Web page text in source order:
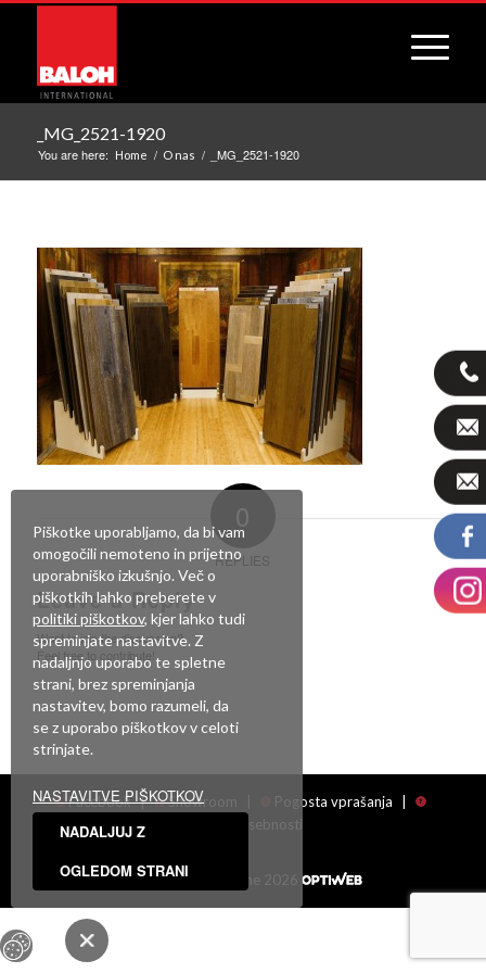
_MG_2521-1920
You are here: Home / O nas / _MG_2521-1920
0
REPLIES
Leave a Reply
Want to join the discussion?
Feel free to contribute!
Za objavo komentarja se morate
Facebook | Showroom Pogosta vprašanja
Politika zasebnosti
Vse pravice pridržane 2026
Piškotke uporabljamo, da bi vam
omogočili nemoteno in prijetno
uporabniško izkušnjo. Več o
piškotkih lahko preberete v
politiki piškotkov, kjer lahko tudi
spreminjate nastavitve. Z
nadaljnjo uporabo te spletne
strani, brez spreminjanja
nastavitev, bomo razumeli, da
se z uporabo piškotkov v celoti
strinjate.
NASTAVITVE PIŠKOTKOV
NADALJUJ Z
OGLEDOM STRANI